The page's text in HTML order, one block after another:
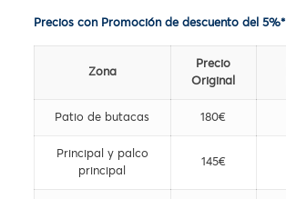
Precios con Promoción de descuento del 5%*
Zona
Precio
Original
Patio de butacas 180€
Principal y palco
principal
145€